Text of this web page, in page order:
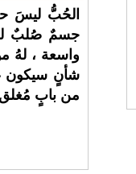
الحُبُّ ليسَ
جسمٌ صُلبٌ
واسعة ،
شأنٍ سيكون
من بابٍ